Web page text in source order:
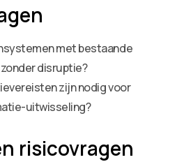
met bestaande
disruptie?
zijn nodig voor
uitwisseling?
risicovragen